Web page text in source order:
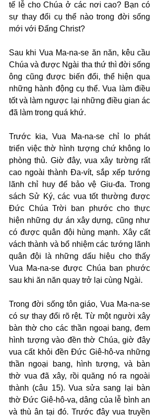
tế lễ cho Chúa ở các nơi cao? Bạn có
sự thay đổi cụ thể nào trong đời sống
mới với Đấng Christ?
Sau khi Vua Ma-na-se ăn năn, kêu cầu
Chúa và được Ngài tha thứ thì đời sống
ông cũng được biến đổi, thể hiện qua
những hành động cụ thể. Vua làm điều
tốt và làm ngược lại những điều gian ác
đã làm trong quá khứ.
Trước kia, Vua Ma-na-se chỉ lo phát
triển việc thờ hình tượng chứ không lo
phòng thủ. Giờ đây, vua xây tường rất
cao ngoài thành Đa-vít, sắp xếp tướng
lãnh chỉ huy để bảo vệ Giu-đa. Trong
sách Sử Ký, các vua tốt thường được
Đức Chúa Trời ban phước cho thực
hiện những dự án xây dựng, cũng như
có được quân đội hùng mạnh. Xây cất
vách thành và bổ nhiệm các tướng lãnh
quân đội là những dấu hiệu cho thấy
Vua Ma-na-se được Chúa ban phước
sau khi ăn năn quay trở lại cùng Ngài.
Trong đời sống tôn giáo, Vua Ma-na-se
có sự thay đổi rõ rệt. Từ một người xây
bàn thờ cho các thần ngoại bang, đem
hình tượng vào đền thờ Chúa, giờ đây
vua cất khỏi đền Đức Giê-hô-va những
thần ngoại bang, hình tượng, và bàn
thờ vua đã xây, rồi quăng nó ra ngoài
thành (câu 15). Vua sửa sang lại bàn
thờ Đức Giê-hô-va, dâng của lễ bình an
và thù ân tại đó. Trước đây vua truyền